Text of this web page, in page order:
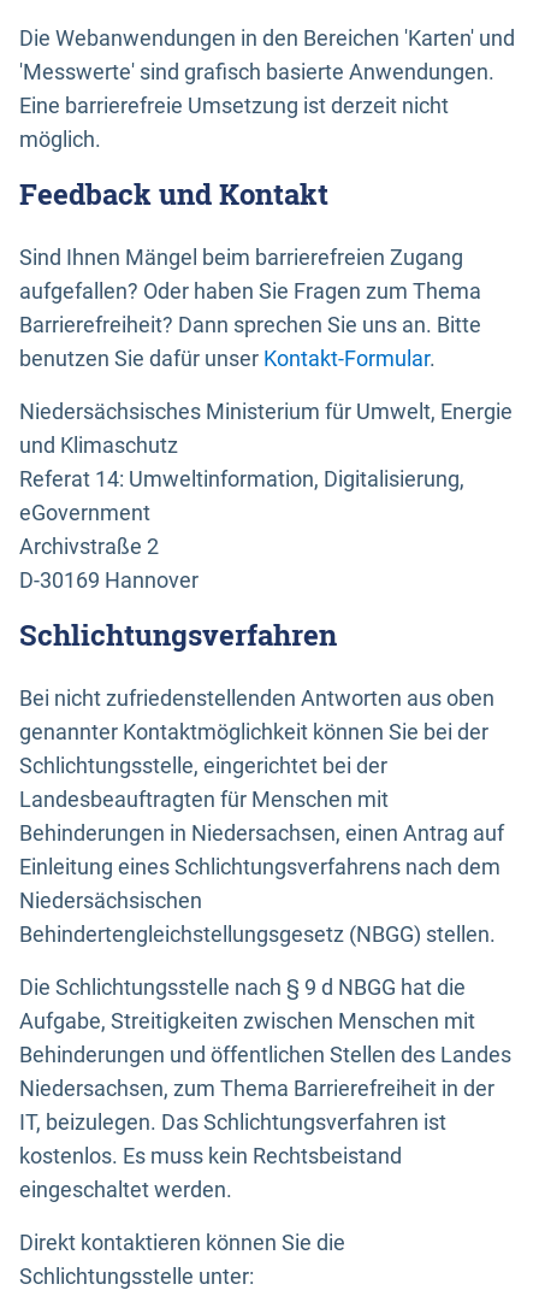
Die Webanwendungen in den Bereichen 'Karten' und
'Messwerte' sind grafisch basierte Anwendungen.
Eine barrierefreie Umsetzung ist derzeit nicht
möglich.
Feedback und Kontakt
Sind Ihnen Mängel beim barrierefreien Zugang
aufgefallen? Oder haben Sie Fragen zum Thema
Barrierefreiheit? Dann sprechen Sie uns an. Bitte
benutzen Sie dafür unser Kontakt-Formular.
Niedersächsisches Ministerium für Umwelt, Energie
und Klimaschutz
Referat 14: Umweltinformation, Digitalisierung,
eGovernment
Archivstraße 2
D-30169 Hannover
Schlichtungsverfahren
Bei nicht zufriedenstellenden Antworten aus oben
genannter Kontaktmöglichkeit können Sie bei der
Schlichtungsstelle, eingerichtet bei der
Landesbeauftragten für Menschen mit
Behinderungen in Niedersachsen, einen Antrag auf
Einleitung eines Schlichtungsverfahrens nach dem
Niedersächsischen
Behindertengleichstellungsgesetz (NBGG) stellen.
Die Schlichtungsstelle nach § 9 d NBGG hat die
Aufgabe, Streitigkeiten zwischen Menschen mit
Behinderungen und öffentlichen Stellen des Landes
Niedersachsen, zum Thema Barrierefreiheit in der
IT, beizulegen. Das Schlichtungsverfahren ist
kostenlos. Es muss kein Rechtsbeistand
eingeschaltet werden.
Direkt kontaktieren können Sie die
Schlichtungsstelle unter: